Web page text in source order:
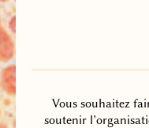
Vous souhaitez
soutenir